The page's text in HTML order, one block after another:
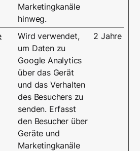
Marketingkanäle
hinweg.
Wird verwendet,
um Daten zu
Google Analytics
über das Gerät
und das Verhalten
des Besuchers zu
senden. Erfasst
den Besucher über
Geräte und
Marketingkanäle
2 Jahre